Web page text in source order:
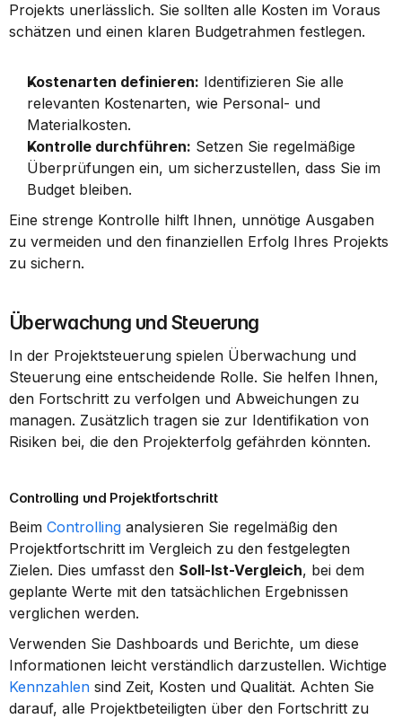
Projekts unerlässlich. Sie sollten alle Kosten im Voraus
schätzen und einen klaren Budgetrahmen festlegen.
Kostenarten definieren: Identifizieren Sie alle
relevanten Kostenarten, wie Personal- und
Materialkosten.
Kontrolle durchführen: Setzen Sie regelmäßige
Überprüfungen ein, um sicherzustellen, dass Sie im
Budget bleiben.
Eine strenge Kontrolle hilft Ihnen, unnötige Ausgaben
zu vermeiden und den finanziellen Erfolg Ihres Projekts
zu sichern.
Überwachung und Steuerung
In der Projektsteuerung spielen Überwachung und
Steuerung eine entscheidende Rolle. Sie helfen Ihnen,
den Fortschritt zu verfolgen und Abweichungen zu
managen. Zusätzlich tragen sie zur Identifikation von
Risiken bei, die den Projekterfolg gefährden könnten.
Controlling und Projektfortschritt
Beim Controlling analysieren Sie regelmäßig den
Projektfortschritt im Vergleich zu den festgelegten
Zielen. Dies umfasst den Soll-Ist-Vergleich, bei dem
geplante Werte mit den tatsächlichen Ergebnissen
verglichen werden.
Verwenden Sie Dashboards und Berichte, um diese
Kennzahlen sind Zeit, Kosten und Qualität. Achten Sie
darauf, alle Projektbeteiligten über den Fortschritt zu